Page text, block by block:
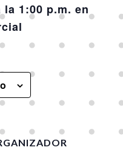
1:00 p.m. en